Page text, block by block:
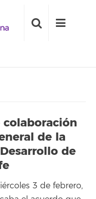
de la
de
3 de febrero,